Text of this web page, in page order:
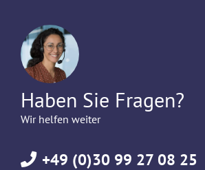
Haben Sie Fragen?
Wir helfen weiter
+49 (0)30 99 27 08 25